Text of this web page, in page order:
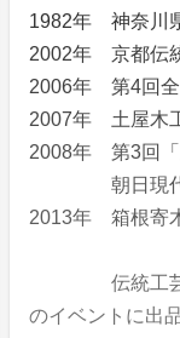
1982年 神奈川
2002年 京都伝
2006年 第4回全
2007年 土屋木
2008年 第3回「
朝日現代ク
2013年 箱根寄
伝統工芸青
のイベントに出